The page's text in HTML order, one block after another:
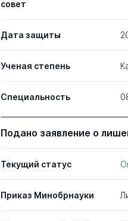
совет
Дата защиты
Ученая степень
Специальность
Подано заявление о
Текущий статус
Приказ Минобрнауки